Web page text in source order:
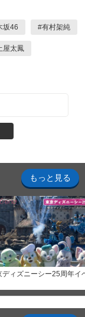
坂46 #有村架純
屋太鳳
もっと見る
ディズニーシー25周年イ